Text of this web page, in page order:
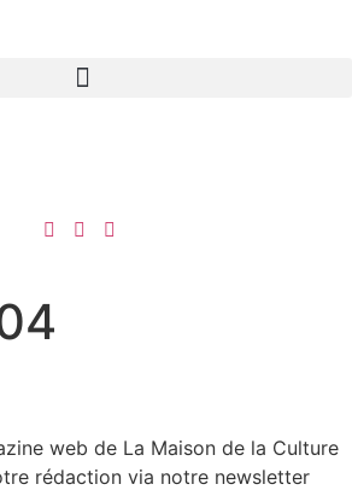
web de La Maison de la Culture
rédaction via notre newsletter